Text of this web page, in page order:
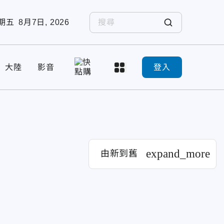
五 8月7日, 2026
大陸 影音 登入
由新到舊 expand_more